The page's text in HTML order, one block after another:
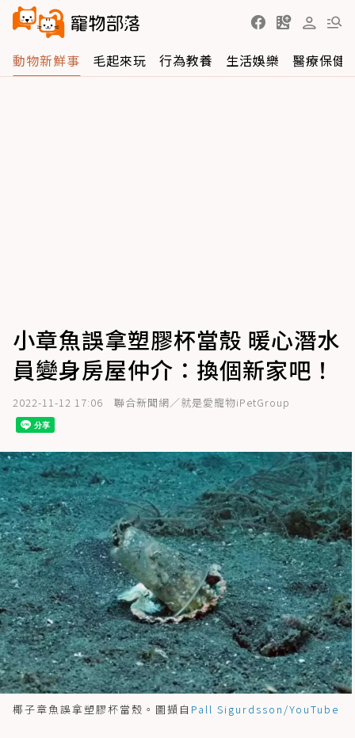
動物新鮮事 毛起來玩 行為教養 生活娛樂 醫療保健
小章魚誤拿塑膠杯當殼 暖心潛水
員變身房屋仲介：換個新家吧！
2022-11-12 17:06 聯合新聞網／就是愛寵物iPetGroup
椰子章魚誤拿塑膠杯當殼。圖擷自 Pall Sigurdsson/YouTube